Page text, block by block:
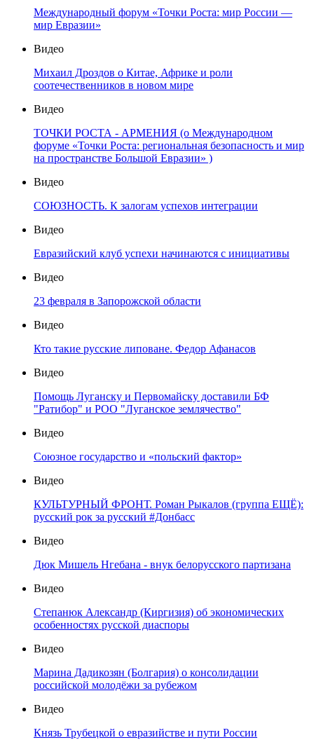
Международный форум «Точки Роста: мир России —
мир Евразии»
Видео
Михаил Дроздов о Китае, Африке и роли
соотечественников в новом мире
Видео
ТОЧКИ РОСТА - АРМЕНИЯ (о Международном
форуме «Точки Роста: региональная безопасность и мир
на пространстве Большой Евразии» )
Видео
СОЮЗНОСТЬ. К залогам успехов интеграции
Видео
Евразийский клуб успехи начинаются с инициативы
Видео
23 февраля в Запорожской области
Видео
Кто такие русские липоване. Федор Афанасов
Видео
Помощь Луганску и Первомайску доставили БФ
"Ратибор" и РОО "Луганское землячество"
Видео
Союзное государство и «польский фактор»
Видео
КУЛЬТУРНЫЙ ФРОНТ. Роман Рыкалов (группа ЕЩЁ):
русский рок за русский #Донбасс
Видео
Дюк Мишель Нгебана - внук белорусского партизана
Видео
Степанюк Александр (Киргизия) об экономических
особенностях русской диаспоры
Видео
Марина Дадикозян (Болгария) о консолидации
российской молодёжи за рубежом
Видео
Князь Трубецкой о евразийстве и пути России